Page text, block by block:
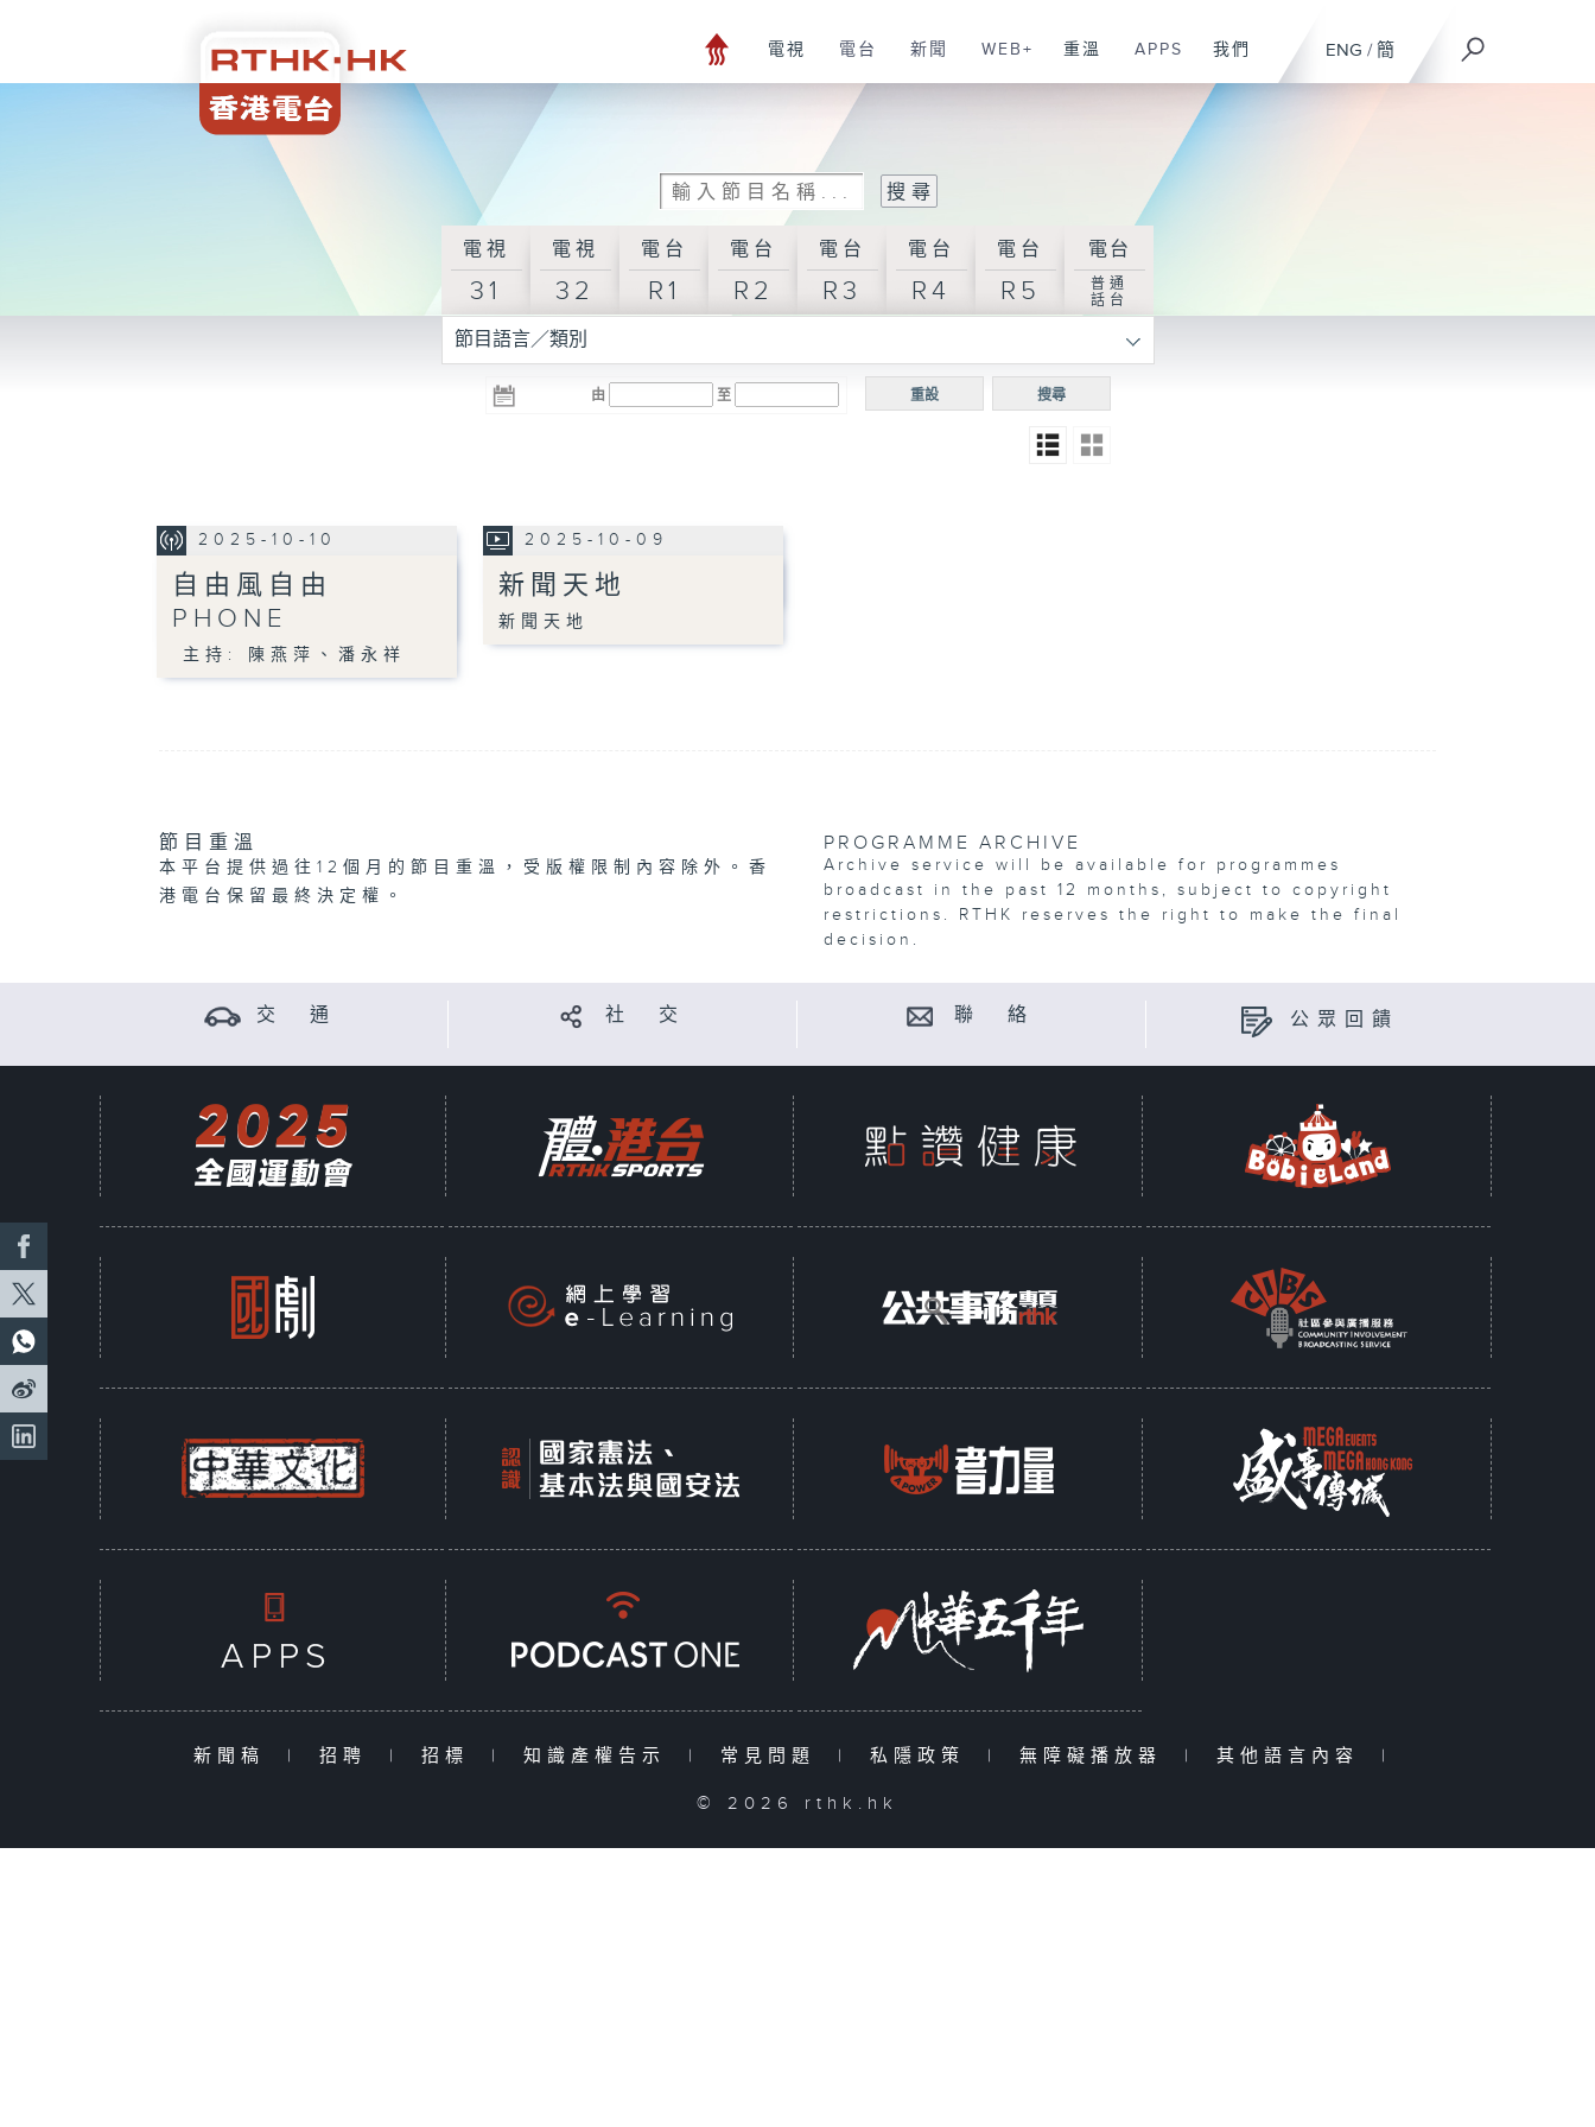
ENG / 簡
電視 電台 新聞 WEB+ 重溫 APPS 我們
電視
31
電視
32
電台
R1
電台
R2
電台
R3
電台
R4
電台
R5
電台
普通
話台
節目語言／類別
由 至 搜尋
重設
2025-10-10
自由風自由
PHONE
主持: 陳燕萍、潘永祥
2025-10-09
新聞天地
新聞天地
節目重溫
本平台提供過往12個月的節目重溫，受版權限制內容除外。香
港電台保留最終決定權。
PROGRAMME ARCHIVE
Archive service will be available for programmes
broadcast in the past 12 months, subject to copyright
restrictions. RTHK reserves the right to make the final
decision.
交 通 社 交 聯 絡 公眾回饋
新聞稿 | 招聘 | 招標 | 知識產權告示 | 常見問題 | 私隱政策 | 無障礙播放器 | 其他語言內容 |
© 2026 rthk.hk